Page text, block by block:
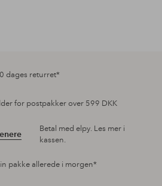
dages returret*
for postpakker over 599 DKK
Betal med elpy. Les mer i
kassen.
pakke allerede i morgen*